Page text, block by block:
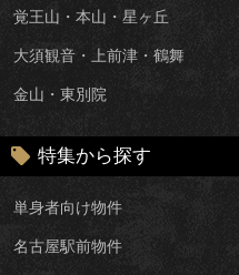
覚王山・本山・星ヶ丘
大須観音・上前津・鶴舞
金山・東別院
特集から探す
単身者向け物件
名古屋駅前物件